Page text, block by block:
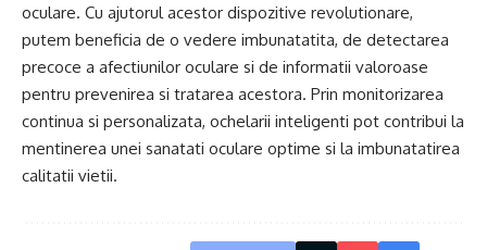
oculare. Cu ajutorul acestor dispozitive revolutionare,
putem beneficia de o vedere imbunatatita, de detectarea
precoce a afectiunilor oculare si de informatii valoroase
pentru prevenirea si tratarea acestora. Prin monitorizarea
continua si personalizata, ochelarii inteligenti pot contribui la
mentinerea unei sanatati oculare optime si la imbunatatirea
calitatii vietii.